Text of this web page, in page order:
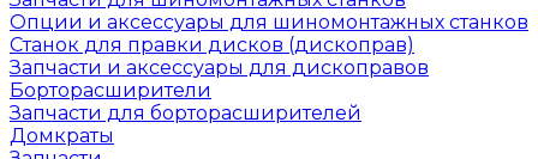
Опции и аксессуары для шиномонтажных станков
Станок для правки дисков (дископрав)
Запчасти и аксессуары для дископравов
Борторасширители
Запчасти для борторасширителей
Домкраты